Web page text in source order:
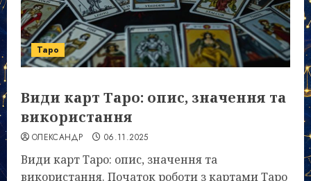
Таро
Види карт Таро: опис, значення та
використання
ОЛЕКСАНДР 06.11.2025
Види карт Таро: опис, значення та
використання. Початок роботи з картами Таро